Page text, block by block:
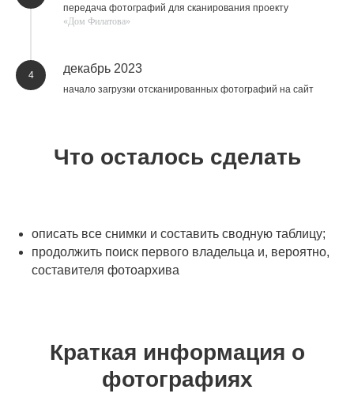
передача фотографий для сканирования проекту
«Дом Филатова»
4 декабрь 2023
начало загрузки отсканированных фотографий на сайт
Что осталось сделать
описать все снимки и составить сводную таблицу;
продолжить поиск первого владельца и, вероятно,
составителя фотоархива
Краткая информация о
фотографиях